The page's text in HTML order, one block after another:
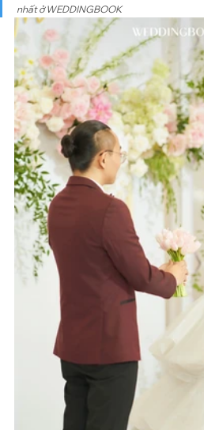
nhất ở WEDDINGBOOK